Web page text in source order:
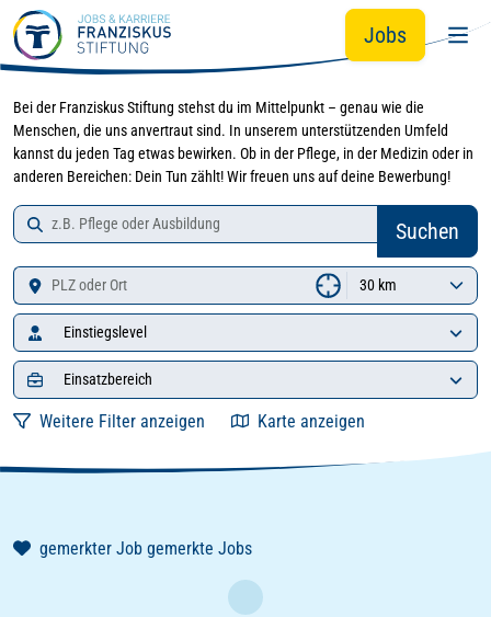
Zur Jobsuche springen Zum Hauptinhalt springen
Jobs
Bei der Franziskus Stiftung stehst du im Mittelpunkt – genau wie die
Menschen, die uns anvertraut sind. In unserem unterstützenden Umfeld
kannst du jeden Tag etwas bewirken. Ob in der Pflege, in der Medizin oder in
anderen Bereichen: Dein Tun zählt! Wir freuen uns auf deine Bewerbung!
Job-Suche
Suchen
Standort
Zu den Suchergebnissen springen
Einstiegslevel
Einsatzbereich
Weitere Filter anzeigen Karte anzeigen
gemerkter Job gemerkte Jobs